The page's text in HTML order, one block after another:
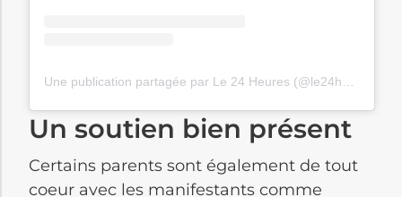
Un soutien bien présent
Certains parents sont également de tout
coeur avec les manifestants comme